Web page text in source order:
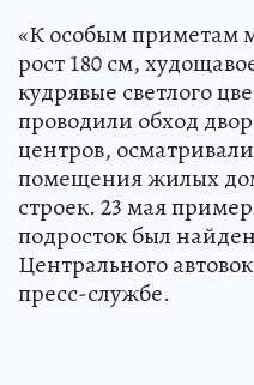
«К особым приметам
рост 180 см,
кудрявые светлого
проводили обход
центров,
помещения жилых
строек. 23 мая
подросток был
Центрального
пресс-службе.